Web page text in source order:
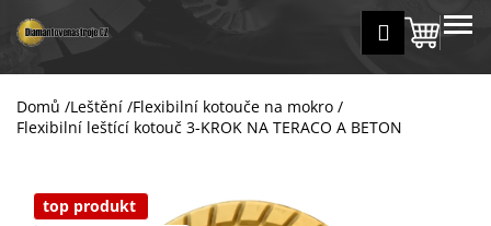
na
obsah
Přihlášení
košík
MENU
Domů /Leštění /Flexibilní kotouče na mokro /
Flexibilní leštící kotouč 3-KROK NA TERACO A BETON
top produkt
š
Zpět
Zpět
C
o